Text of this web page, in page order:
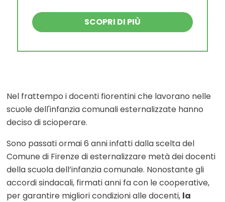
SCOPRI DI PIÙ
Nel frattempo i docenti fiorentini che lavorano nelle
scuole dell'infanzia comunali esternalizzate hanno
deciso di scioperare.
Sono passati ormai 6 anni infatti dalla scelta del
Comune di Firenze di esternalizzare metà dei docenti
della scuola dell’infanzia comunale. Nonostante gli
accordi sindacali, firmati anni fa con le cooperative,
per garantire migliori condizioni alle docenti, la